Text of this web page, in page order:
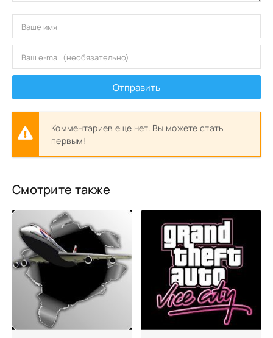
Отправить
Комментариев еще нет. Вы можете стать
первым!
Смотрите также